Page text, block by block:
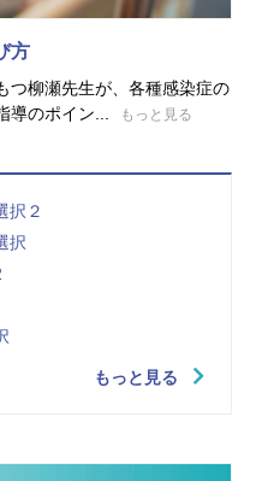
方
つ柳瀬先生が、各種感染症の
導のポイン...
もっと見る
択２
択
もっと見る